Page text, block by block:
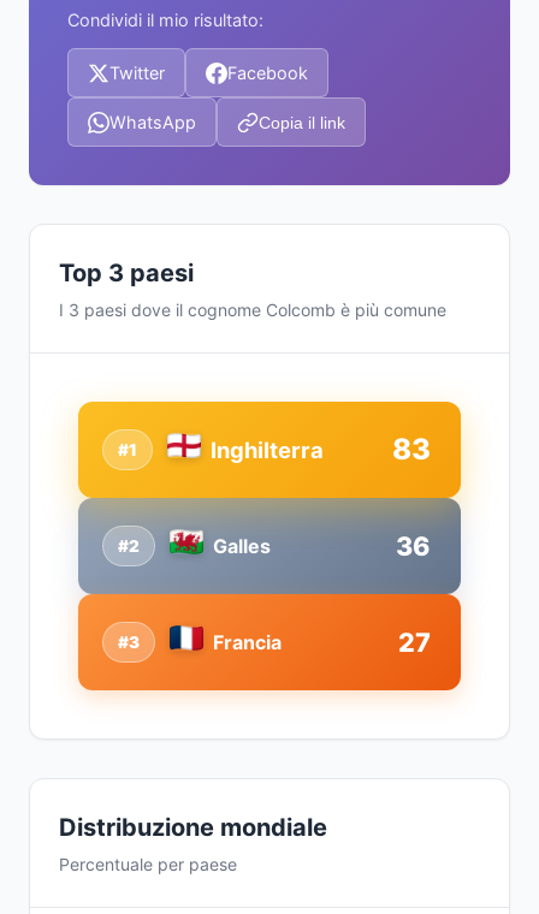
Condividi il mio risultato:
Twitter Facebook
WhatsApp Copia il link
Top 3 paesi
I 3 paesi dove il cognome Colcomb è più comune
#2 Galles 36
#1 Inghilterra 83
#3 Francia 27
Distribuzione mondiale
Percentuale per paese